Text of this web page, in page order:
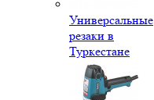
Универсальные
резаки в
Туркестане